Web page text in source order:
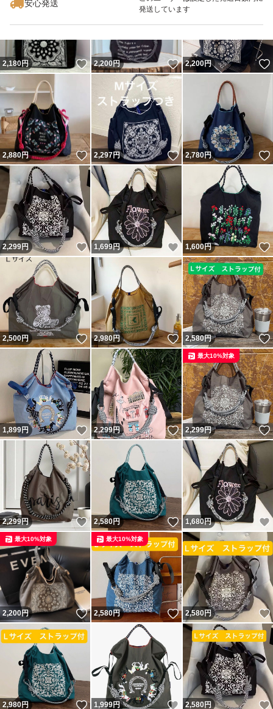
安心発送
発送しています
2,180円 いいね！
2,200円 いいね！
2,200円
2,880円 いいね！
2,297円 いいね！
2,780円
2,299円 いいね！
1,699円 いいね！
1,600円
2,500円 いいね！
2,980円 いいね！
2,580円
1,899円 いいね！
2,299円 いいね！
2,299円
最大10%対象
2,299円 いいね！
2,580円 いいね！
1,680円
2,200円 いいね！
最大10%対象
2,580円 いいね！
最大10%対象
2,580円
2,980円 いいね！
1,999円 いいね！
2,580円